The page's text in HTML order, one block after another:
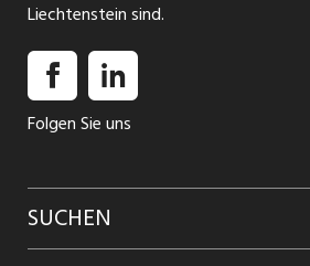
Liechtenstein sind.
Folgen Sie uns
SUCHEN